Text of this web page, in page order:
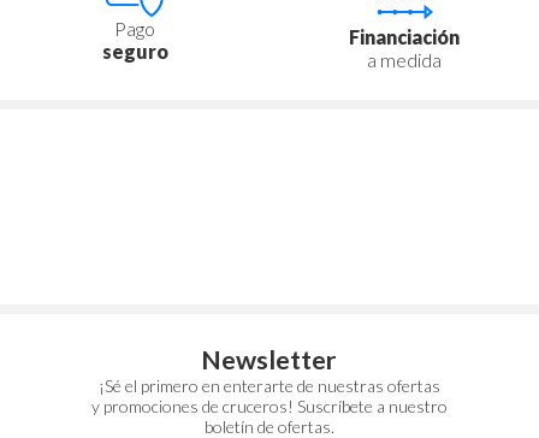
Pago
seguro
Financiación
a medida
Newsletter
¡Sé el primero en enterarte de nuestras ofertas
y promociones de cruceros! Suscríbete a nuestro
boletín de ofertas.